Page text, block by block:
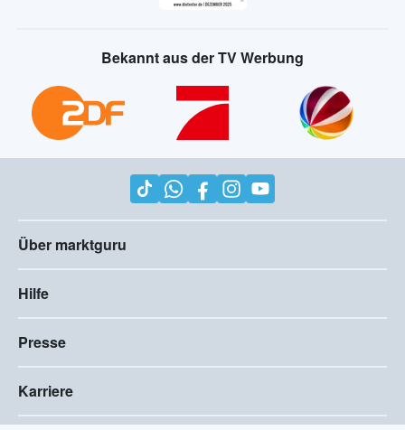
Bekannt aus der TV Werbung
Über marktguru
Hilfe
Presse
Karriere